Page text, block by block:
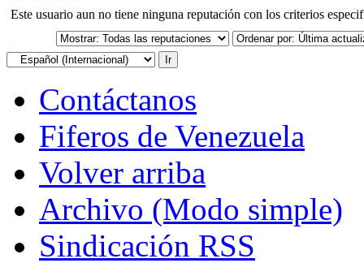
Este usuario aun no tiene ninguna reputación con los criterios
Contáctanos
Fiferos de Venezuela
Volver arriba
Archivo (Modo simple)
Sindicación RSS